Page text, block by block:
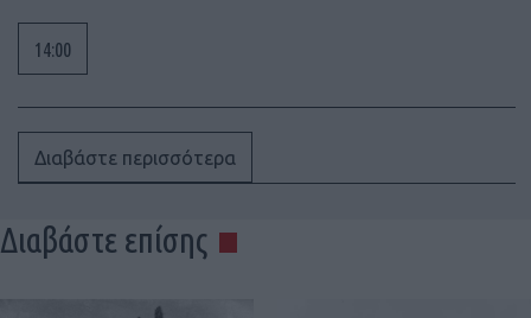
14:00
Διαβάστε περισσότερα
Διαβάστε επίσης